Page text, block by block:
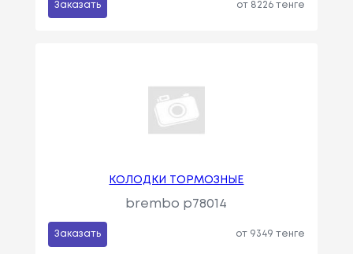
Заказать от 8226 тенге
КОЛОДКИ ТОРМОЗНЫЕ
brembo p78014
Заказать от 9349 тенге